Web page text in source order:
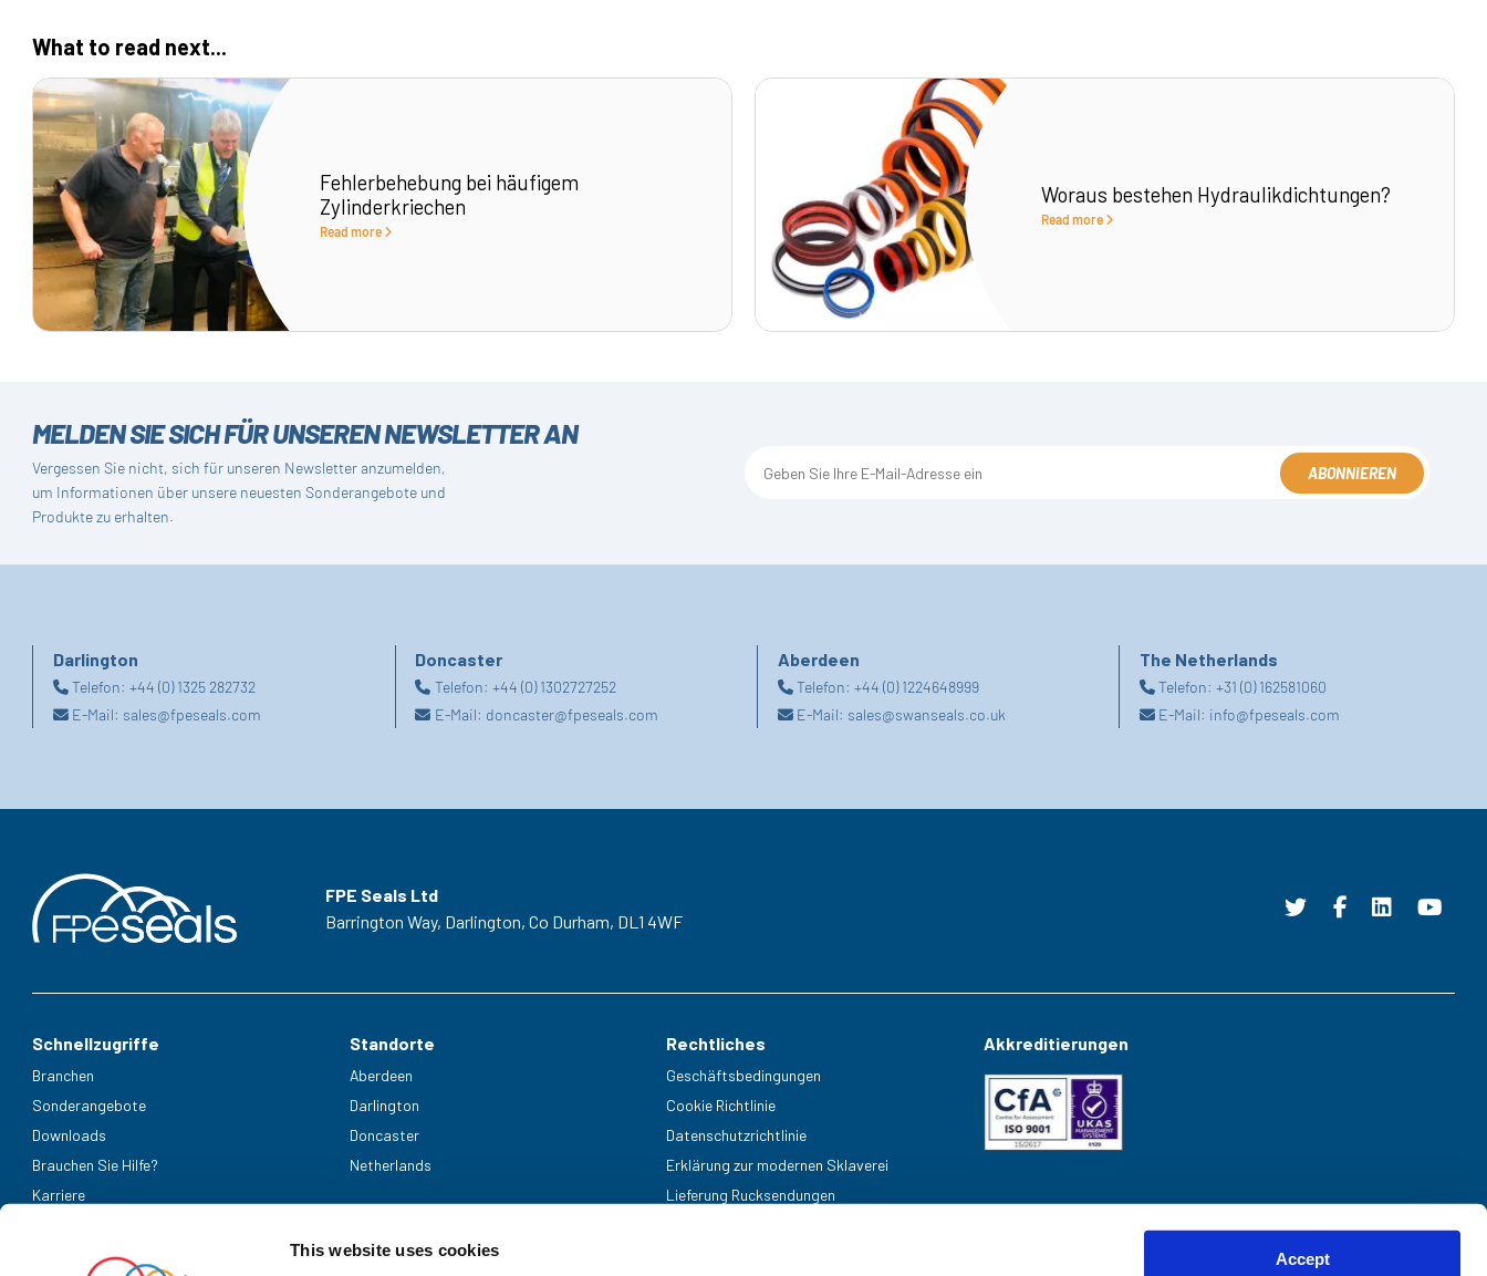
This website uses cookies
Accept
What to read next...
Fehlerbehebung bei häufigem
Zylinderkriechen
Read more
Woraus bestehen Hydraulikdichtungen?
Read more
MELDEN SIE SICH FÜR UNSEREN NEWSLETTER AN
Vergessen Sie nicht, sich für unseren Newsletter anzumelden,
um Informationen über unsere neuesten Sonderangebote und
Produkte zu erhalten.
ABONNIEREN
Darlington
Telefon:+44 (0) 1325 282732
E-Mail: sales@fpeseals.com
Doncaster
Telefon: +44 (0) 1302727252
E-Mail: doncaster@fpeseals.com
Aberdeen
Telefon: +44 (0) 1224648999
E-Mail: sales@swanseals.co.uk
The Netherlands
Telefon:+31 (0) 162581060
E-Mail: info@fpeseals.com
FPE Seals Ltd
Barrington Way, Darlington, Co Durham, DL1 4WF
Schnellzugriffe
Branchen
Sonderangebote
Downloads
Brauchen Sie Hilfe?
Karriere
Standorte
Aberdeen
Darlington
Doncaster
Netherlands
Rechtliches
Geschäftsbedingungen
Cookie Richtlinie
Datenschutzrichtlinie
Erklärung zur modernen Sklaverei
Lieferung Rucksendungen
Akkreditierungen
Akzeptierte Zahlungsmethoden